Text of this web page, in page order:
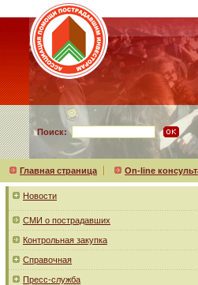
Поиск:
Главная страница On-line
Новости
СМИ о пострадавших
Контрольная закупка
Справочная
Пресс-служба